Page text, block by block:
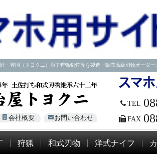
・豊国（トヨクニ）庖丁狩猟剣鉈等を製造・販売高級刃物オーダ
会社概要 お問い合わせ
TEL
FAX
狩猟 和式刃物 洋式ナイフ